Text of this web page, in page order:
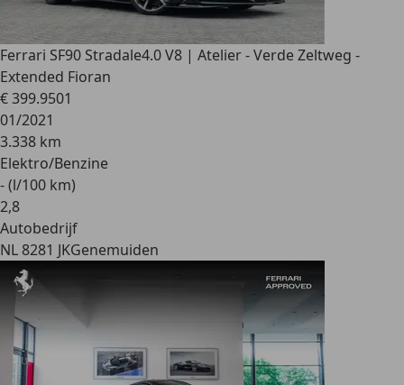
Ferrari SF90 Stradale4.0 V8 | Atelier - Verde Zeltweg -
Extended Fioran
€ 399.9501
01/2021
3.338 km
Elektro/Benzine
- (l/100 km)
2,8
Autobedrijf
NL 8281 JKGenemuiden